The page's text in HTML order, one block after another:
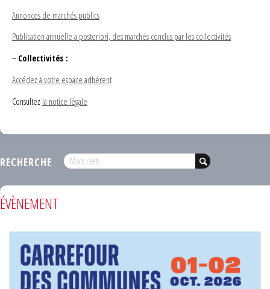
Annonces de marchés publics
Publication annuelle a posteriori, des marchés conclus par les collectivités
– Collectivités :
Accédez à votre espace adhérent
Consultez la notice légale
RECHERCHE
ÉVÈNEMENT